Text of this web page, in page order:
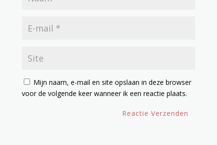
Mijn naam, e-mail en site opslaan in deze browser
voor de volgende keer wanneer ik een reactie plaats.